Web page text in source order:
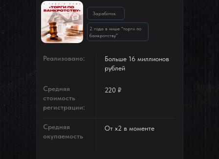
Больше 16 миллионов
рублей
220 ₽
От х2 в моменте
Реализовано:
Средняя
стоимость
регистрации:
Средняя
окупаемость
Заработок
2 года в нише “торги по
банкротству”